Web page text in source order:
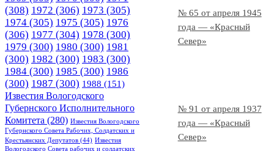
№ 65 от апреля 1945
года — «Красный
Север»
№ 91 от апреля 1937
года — «Красный
Север»
(308) 1972 (306) 1973 (305)
1974 (305) 1975 (305) 1976
(306) 1977 (304) 1978 (300)
1979 (300) 1980 (300) 1981
(300) 1982 (300) 1983 (300)
1984 (300) 1985 (300) 1986
(300) 1987 (300) 1988 (151)
Известия Вологодского
Губернского Исполнительного
Комитета (280) Известия Вологодского
Губернского Совета Рабочих, Солдатских и
Крестьянских Депутатов (44) Известия
Вологодского Совета рабочих и солдатских